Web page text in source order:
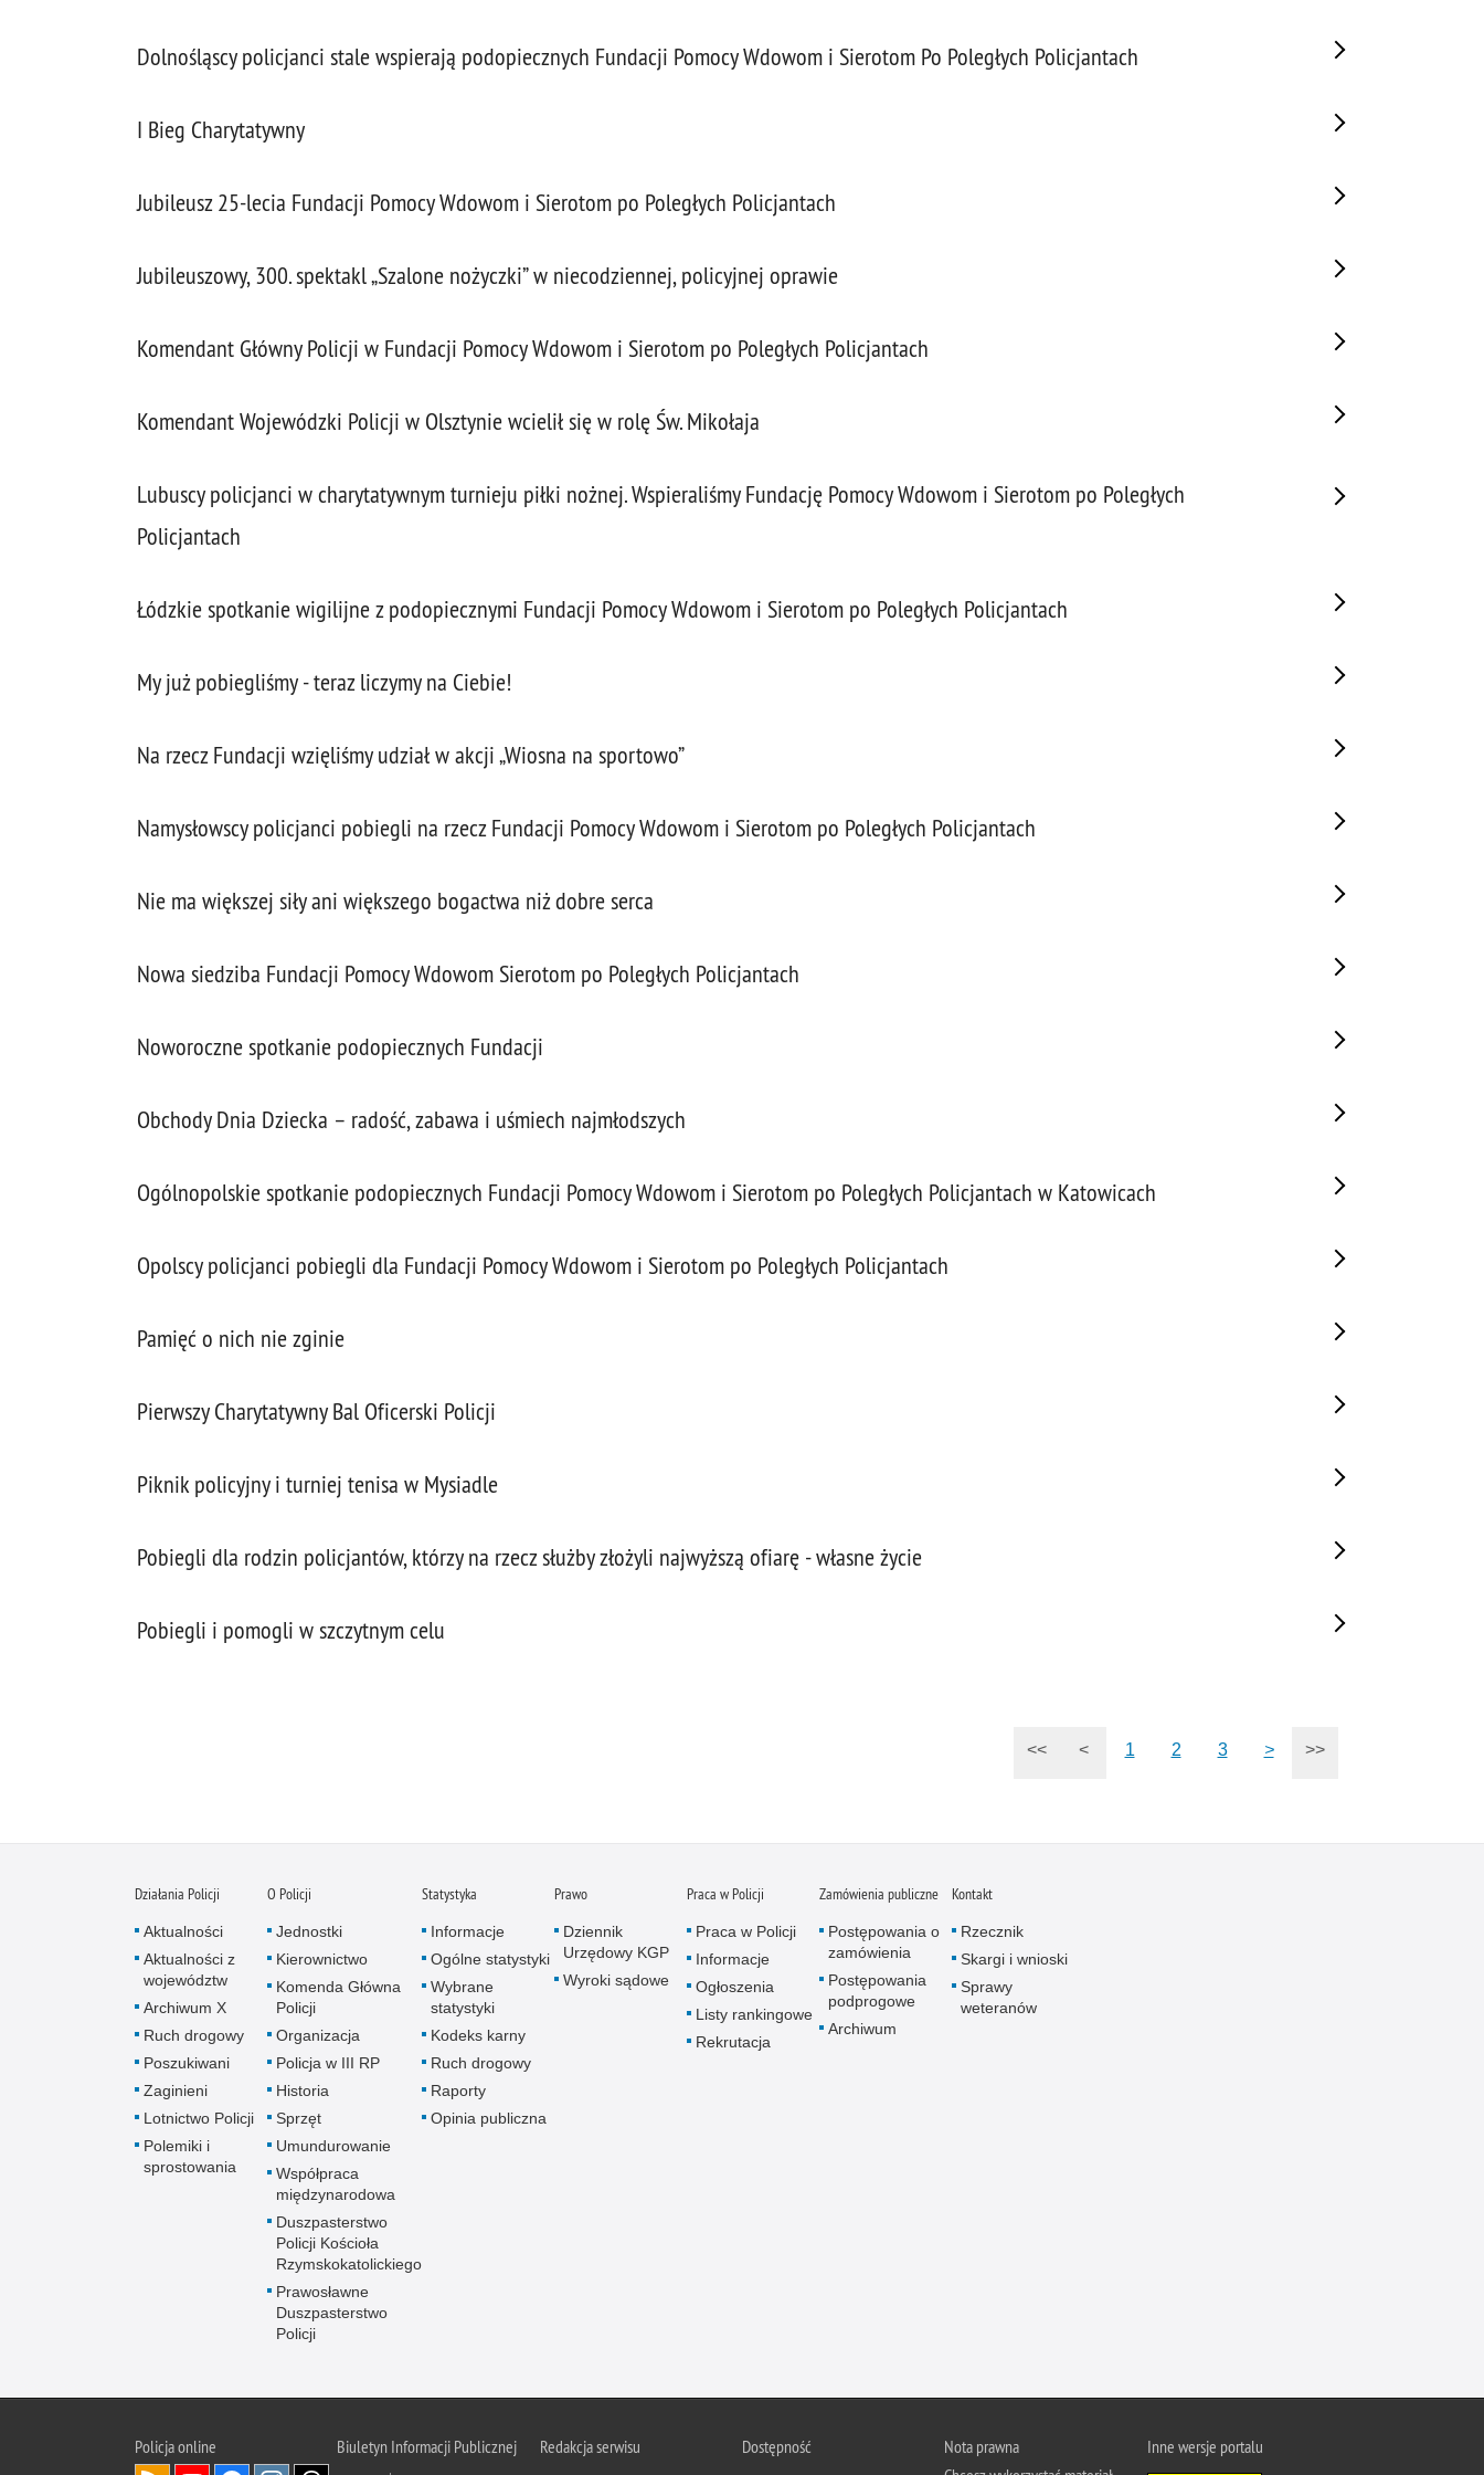
Dolnośląscy policjanci stale wspierają podopiecznych Fundacji Pomocy Wdowom i Sierotom Po Poległych Policjantach
I Bieg Charytatywny
Jubileusz 25-lecia Fundacji Pomocy Wdowom i Sierotom po Poległych Policjantach
Jubileuszowy, 300. spektakl „Szalone nożyczki” w niecodziennej, policyjnej oprawie
Komendant Główny Policji w Fundacji Pomocy Wdowom i Sierotom po Poległych Policjantach
Komendant Wojewódzki Policji w Olsztynie wcielił się w rolę Św. Mikołaja
Lubuscy policjanci w charytatywnym turnieju piłki nożnej. Wspieraliśmy Fundację Pomocy Wdowom i Sierotom po Poległych
Policjantach
Łódzkie spotkanie wigilijne z podopiecznymi Fundacji Pomocy Wdowom i Sierotom po Poległych Policjantach
My już pobiegliśmy - teraz liczymy na Ciebie!
Na rzecz Fundacji wzięliśmy udział w akcji „Wiosna na sportowo”
Namysłowscy policjanci pobiegli na rzecz Fundacji Pomocy Wdowom i Sierotom po Poległych Policjantach
Nie ma większej siły ani większego bogactwa niż dobre serca
Nowa siedziba Fundacji Pomocy Wdowom Sierotom po Poległych Policjantach
Noworoczne spotkanie podopiecznych Fundacji
Obchody Dnia Dziecka – radość, zabawa i uśmiech najmłodszych
Ogólnopolskie spotkanie podopiecznych Fundacji Pomocy Wdowom i Sierotom po Poległych Policjantach w Katowicach
Opolscy policjanci pobiegli dla Fundacji Pomocy Wdowom i Sierotom po Poległych Policjantach
Pamięć o nich nie zginie
Pierwszy Charytatywny Bal Oficerski Policji
Piknik policyjny i turniej tenisa w Mysiadle
Pobiegli dla rodzin policjantów, którzy na rzecz służby złożyli najwyższą ofiarę - własne życie
Pobiegli i pomogli w szczytnym celu
<< < 1 2 3 > >>
Działania Policji
Aktualności
Aktualności z
województw
Archiwum X
Ruch drogowy
Poszukiwani
Zaginieni
Lotnictwo Policji
Polemiki i
sprostowania
O Policji
Jednostki
Kierownictwo
Komenda Główna
Policji
Organizacja
Policja w III RP
Historia
Sprzęt
Umundurowanie
Współpraca
międzynarodowa
Duszpasterstwo
Policji Kościoła
Rzymskokatolickiego
Prawosławne
Duszpasterstwo
Policji
Statystyka
Informacje
Ogólne statystyki
Wybrane
statystyki
Kodeks karny
Ruch drogowy
Raporty
Opinia publiczna
Prawo
Dziennik
Urzędowy KGP
Wyroki sądowe
Praca w Policji
Praca w Policji
Informacje
Ogłoszenia
Listy rankingowe
Rekrutacja
Zamówienia publiczne
Postępowania o
zamówienia
Postępowania
podprogowe
Archiwum
Kontakt
Rzecznik
Skargi i wnioski
Sprawy
weteranów
Policjaonline Biuletyn Informacji Publicznej
Redakcja serwisu
Dostępność
Nota prawna
Inne wersje portalu